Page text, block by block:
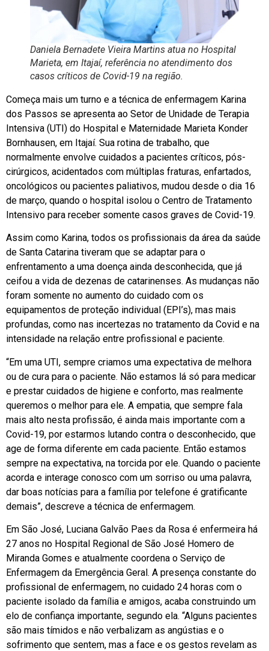
Daniela Bernadete Vieira Martins atua no Hospital
Marieta, em Itajaí, referência no atendimento dos
casos críticos de Covid-19 na região.
Começa mais um turno e a técnica de enfermagem Karina
dos Passos se apresenta ao Setor de Unidade de Terapia
Intensiva (UTI) do Hospital e Maternidade Marieta Konder
Bornhausen, em Itajaí. Sua rotina de trabalho, que
normalmente envolve cuidados a pacientes críticos, pós-
cirúrgicos, acidentados com múltiplas fraturas, enfartados,
oncológicos ou pacientes paliativos, mudou desde o dia 16
de março, quando o hospital isolou o Centro de Tratamento
Intensivo para receber somente casos graves de Covid-19.
Assim como Karina, todos os profissionais da área da saúde
de Santa Catarina tiveram que se adaptar para o
enfrentamento a uma doença ainda desconhecida, que já
ceifou a vida de dezenas de catarinenses. As mudanças não
foram somente no aumento do cuidado com os
equipamentos de proteção individual (EPI’s), mas mais
profundas, como nas incertezas no tratamento da Covid e na
intensidade na relação entre profissional e paciente.
“Em uma UTI, sempre criamos uma expectativa de melhora
ou de cura para o paciente. Não estamos lá só para medicar
e prestar cuidados de higiene e conforto, mas realmente
queremos o melhor para ele. A empatia, que sempre fala
mais alto nesta profissão, é ainda mais importante com a
Covid-19, por estarmos lutando contra o desconhecido, que
age de forma diferente em cada paciente. Então estamos
sempre na expectativa, na torcida por ele. Quando o paciente
acorda e interage conosco com um sorriso ou uma palavra,
dar boas notícias para a família por telefone é gratificante
demais”, descreve a técnica de enfermagem.
Em São José, Luciana Galvão Paes da Rosa é enfermeira há
27 anos no Hospital Regional de São José Homero de
Miranda Gomes e atualmente coordena o Serviço de
Enfermagem da Emergência Geral. A presença constante do
profissional de enfermagem, no cuidado 24 horas com o
paciente isolado da família e amigos, acaba construindo um
elo de confiança importante, segundo ela. “Alguns pacientes
são mais tímidos e não verbalizam as angústias e o
sofrimento que sentem, mas a face e os gestos revelam as